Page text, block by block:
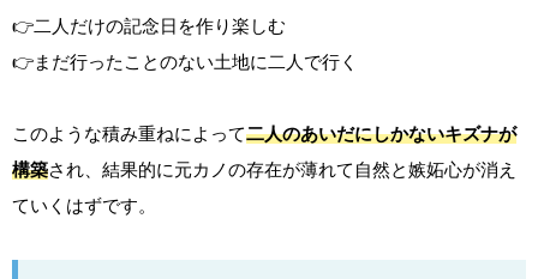
👉二人だけの記念日を作り楽しむ
👉まだ行ったことのない土地に二人で行く
このような積み重ねによって二人のあいだにしかないキズナが
構築され、結果的に元カノの存在が薄れて自然と嫉妬心が消え
ていくはずです。